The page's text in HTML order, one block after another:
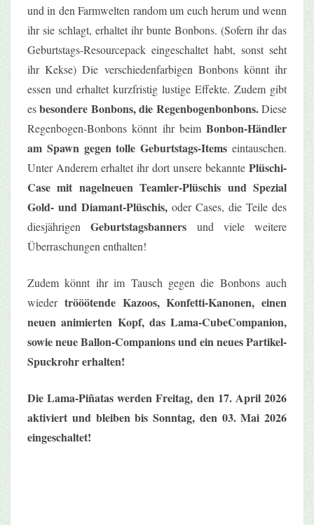
und in den Farmwelten random um euch herum und wenn
ihr sie schlagt, erhaltet ihr bunte Bonbons. (Sofern ihr das
Geburtstags-Resourcepack eingeschaltet habt, sonst seht
ihr Kekse) Die verschiedenfarbigen Bonbons könnt ihr
essen und erhaltet kurzfristig lustige Effekte. Zudem gibt
esbesondere Bonbons, die Regenbogenbonbons.Diese
Regenbogen-Bonbons könnt ihr beim Bonbon-Händler
am Spawn gegen tolle Geburtstags-Items eintauschen.
Unter Anderem erhaltet ihr dort unsere bekannte Plüschi-
Case mit nagelneuen Teamler-Plüschis und Spezial
Gold- und Diamant-Plüschis,oder Cases, die Teile des
diesjährigenGeburtstagsbanners und viele weitere
Überraschungen enthalten!
Zudem könnt ihr im Tausch gegen die Bonbons auch
wieder trööötende Kazoos, Konfetti-Kanonen, einen
neuen animierten Kopf, das Lama-CubeCompanion,
sowie neueBallon-Companions und ein neues Partikel-
Spuckrohr erhalten!
Die Lama-Piñatas werden Freitag, den 17. April 2026
aktiviert und bleiben bis Sonntag, den 03. Mai 2026
eingeschaltet!